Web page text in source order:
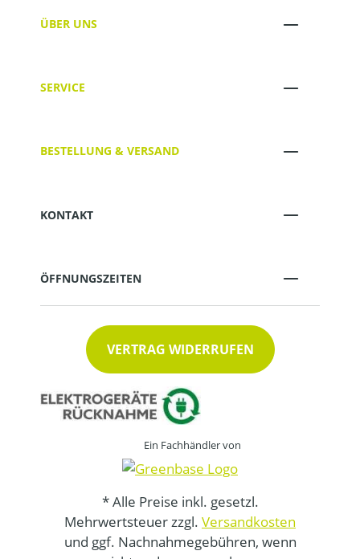
ÜBER UNS
SERVICE
BESTELLUNG & VERSAND
KONTAKT
ÖFFNUNGSZEITEN
VERTRAG WIDERRUFEN
Ein Fachhändler von
* Alle Preise inkl. gesetzl.
Mehrwertsteuer zzgl. Versandkosten
und ggf. Nachnahmegebühren, wenn